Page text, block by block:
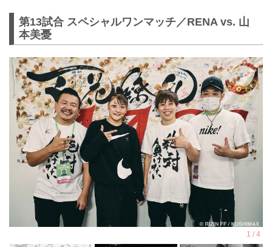
第13試合 スペシャルワンマッチ／RENA vs. 山
本美憂